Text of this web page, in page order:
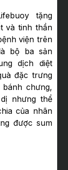
tặng
và tinh thần
viện trên
bộ ba sản
dịch diệt
đặc trưng
chưng,
nhưng thể
của nhãn
được sum